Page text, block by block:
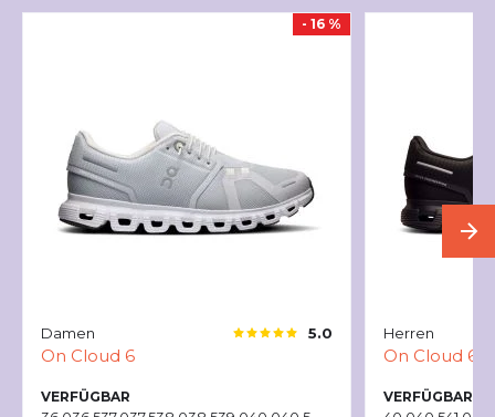
- 16 %
Damen 5.0
On Cloud 6
VERFÜGBAR
Herren
On Cloud 6
VERFÜGBAR